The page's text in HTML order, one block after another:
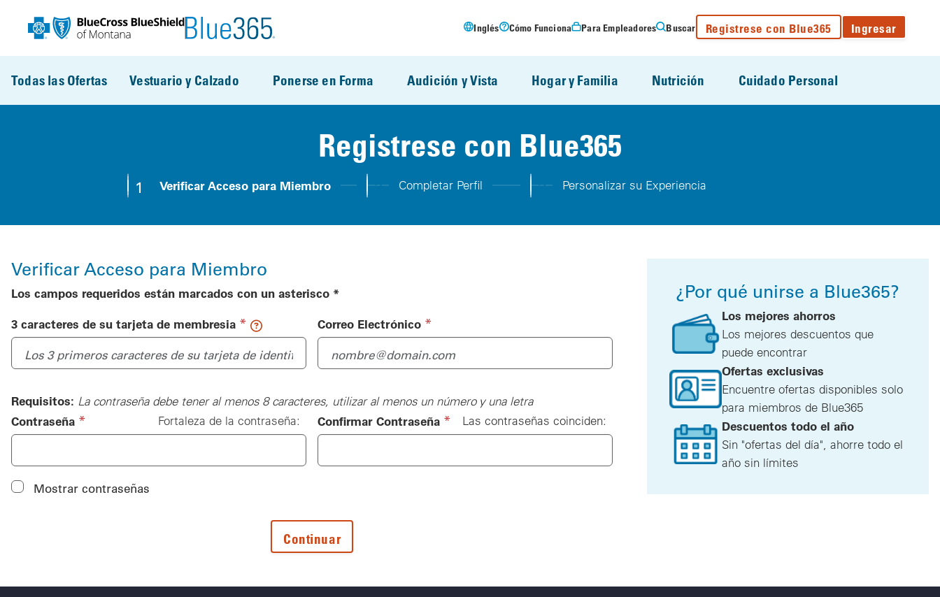
Inglés Cómo Funciona Para Empleadores Buscar Registrese con Blue365 Ingresar
Todas las Ofertas Vestuario y Calzado Ponerse en Forma Audición y Vista Hogar y Familia Nutrición Cuidado Personal
Registrese con Blue365
1 Step 1:
Verificar Acceso para Miembro 2 Step 2:
Completar Perfil 3 Step 3:
Personalizar su Experiencia
Verificar Acceso para Miembro
Los campos requeridos están marcados con un asterisco *
3 caracteres de su tarjeta de membresia (required)
* Correo Electrónico (required)
*
Requisitos: La contraseña debe tener al menos 8 caracteres, utilizar al menos un número y una letra
Contraseña (required)
*
Contraseña
Fortaleza de la contraseña: Confirmar Contraseña (required)
* Las contraseñas coinciden:
Mostrar contraseñas
¿Por qué unirse a Blue365?
Los mejores ahorros
Los mejores descuentos que
puede encontrar
Ofertas exclusivas
Encuentre ofertas disponibles solo
para miembros de Blue365
Descuentos todo el año
Sin "ofertas del día", ahorre todo el
año sin límites